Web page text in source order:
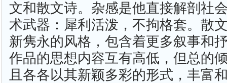
文和散文诗。杂感是他直接解剖社
术武器：犀利活泼，不拘格套。散
新隽永的风格，包含着更多叙事和
作品的思想内容互有高低，但总的
且各各以其新颖多彩的形式，丰富